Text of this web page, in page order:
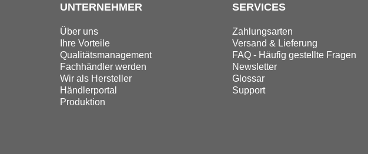
UNTERNEHMER
Über uns
Ihre Vorteile
Qualitätsmanagement
Fachhändler werden
Wir als Hersteller
Händlerportal
Produktion
SERVICES
Zahlungsarten
Versand & Lieferung
FAQ - Häufig gestellte Fragen
Newsletter
Glossar
Support